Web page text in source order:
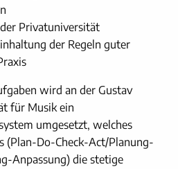
Privatuniversität
der Regeln guter
wird an der Gustav
für Musik ein
umgesetzt, welches
(Plan-Do-Check-Act/Planung-
Anpassung) die stetige